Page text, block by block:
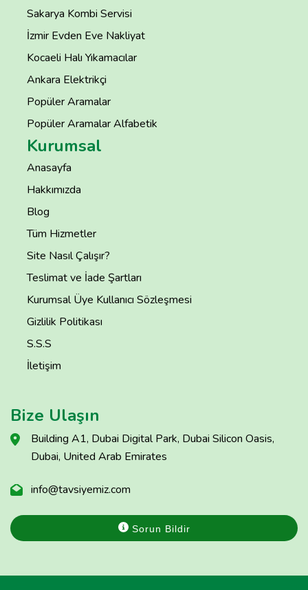
Sakarya Kombi Servisi
İzmir Evden Eve Nakliyat
Kocaeli Halı Yıkamacılar
Ankara Elektrikçi
Popüler Aramalar
Popüler Aramalar Alfabetik
Kurumsal
Anasayfa
Hakkımızda
Blog
Tüm Hizmetler
Site Nasıl Çalışır?
Teslimat ve İade Şartları
Kurumsal Üye Kullanıcı Sözleşmesi
Gizlilik Politikası
S.S.S
İletişim
Bize Ulaşın
Building A1, Dubai Digital Park, Dubai Silicon Oasis,
Dubai, United Arab Emirates
info@tavsiyemiz.com
Sorun Bildir